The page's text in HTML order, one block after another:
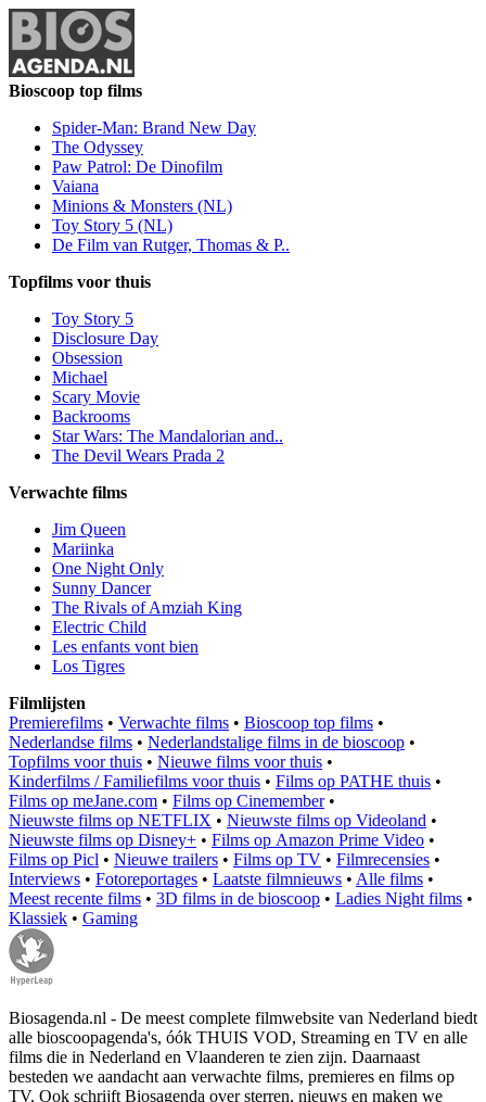
Bioscoop top films
Spider-Man: Brand New Day
The Odyssey
Paw Patrol: De Dinofilm
Vaiana
Minions & Monsters (NL)
Toy Story 5 (NL)
De Film van Rutger, Thomas & P..
Topfilms voor thuis
Toy Story 5
Disclosure Day
Obsession
Michael
Scary Movie
Backrooms
Star Wars: The Mandalorian and..
The Devil Wears Prada 2
Verwachte films
Jim Queen
Mariinka
One Night Only
Sunny Dancer
The Rivals of Amziah King
Electric Child
Les enfants vont bien
Los Tigres
Filmlijsten
Premierefilms • Verwachte films • Bioscoop top films •
Nederlandse films • Nederlandstalige films in de bioscoop •
Topfilms voor thuis • Nieuwe films voor thuis •
Kinderfilms / Familiefilms voor thuis • Films op PATHE thuis •
Films op meJane.com • Films op Cinemember•
Nieuwste films op NETFLIX • Nieuwste films op Videoland •
Nieuwste films op Disney+ • Films op Amazon Prime Video •
Films op Picl • Nieuwe trailers • Films op TV • Filmrecensies •
Interviews • Fotoreportages • Laatste filmnieuws • Alle films •
Meest recente films • 3D films in de bioscoop • Ladies Night films •
Klassiek • Gaming
Biosagenda.nl - De meest complete filmwebsite van Nederland biedt
alle bioscoopagenda's, óók THUIS VOD, Streaming en TV en alle
films die in Nederland en Vlaanderen te zien zijn. Daarnaast
besteden we aandacht aan verwachte films, premieres en films op
TV. Ook schrijft Biosagenda over sterren, nieuws en maken we